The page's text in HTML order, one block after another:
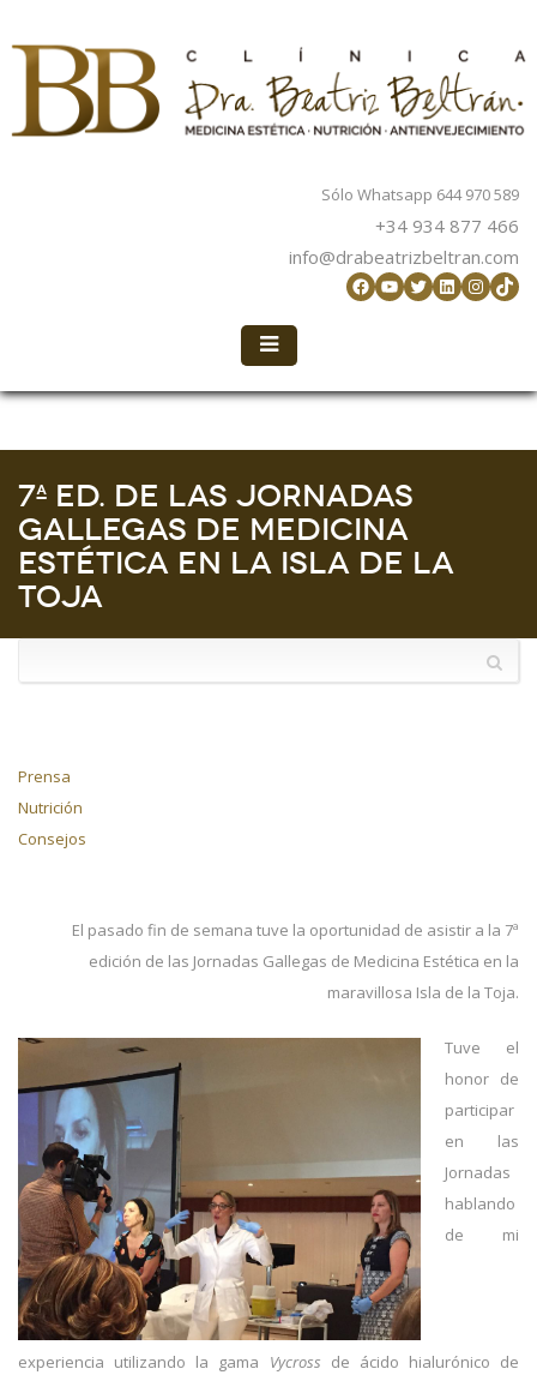
Sólo Whatsapp 644 970 589
+34 934 877 466
info@drabeatrizbeltran.com
Facebook
YouTube
Twitter
LinkedIn
7ª Ed. de las Jornadas
Gallegas de Medicina
Estética en la Isla de la
Toja
Prensa
Nutrición
Consejos
El pasado fin de semana tuve la oportunidad de asistir a la 7ª
edición de las Jornadas Gallegas de Medicina Estética en la
maravillosa Isla de la Toja.
Tuve el
honor de
participar
en las
Jornadas
hablando
de mi
experiencia utilizando la gama Vycross de ácido hialurónico de